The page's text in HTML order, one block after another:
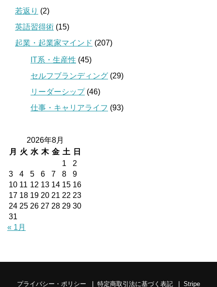
若返り (2)
英語習得術 (15)
起業・起業家マインド (207)
IT系・生産性 (45)
セルフブランディング (29)
リーダーシップ(46)
仕事・キャリアライフ (93)
2026年8月
月
火 水 木 金 土
日
1
2
3
4 5 6 7 8
9
10 11 12 13 14 15 16
17 18 19 20 21 22 23
24 25 26 27 28 29 30
31
« 1月
プライバシー・ポリシー 特定商取引法に基づく表記 Stripe